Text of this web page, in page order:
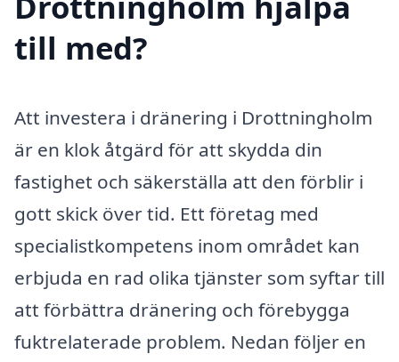
till med?
Att investera i dränering i Drottningholm
är en klok åtgärd för att skydda din
fastighet och säkerställa att den förblir i
gott skick över tid. Ett företag med
specialistkompetens inom området kan
erbjuda en rad olika tjänster som syftar till
att förbättra dränering och förebygga
fuktrelaterade problem. Nedan följer en